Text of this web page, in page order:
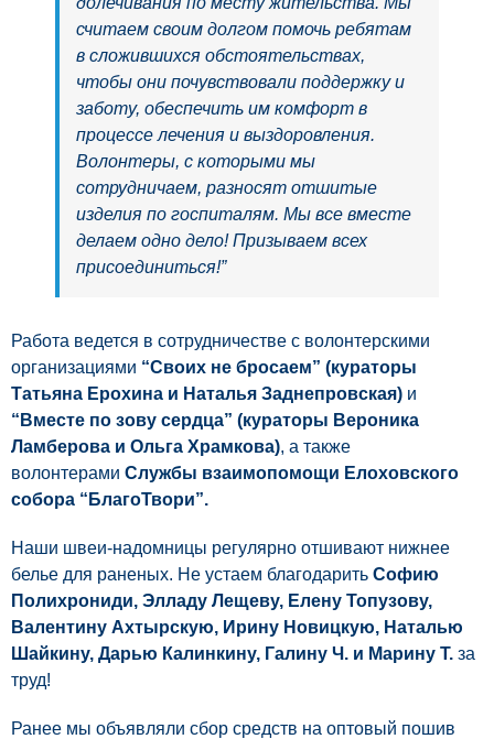
считаем своим долгом помочь ребятам
в сложившихся обстоятельствах,
чтобы они почувствовали поддержку и
заботу, обеспечить им комфорт в
процессе лечения и выздоровления.
Волонтеры, с которыми мы
сотрудничаем, разносят отшитые
изделия по госпиталям. Мы все вместе
делаем одно дело! Призываем всех
присоединиться!”
Работа ведется в сотрудничестве с волонтерскими
организациями “Своих не бросаем” (кураторы
Татьяна Ерохина и Наталья Заднепровская) и
“Вместе по зову сердца” (кураторы Вероника
Ламберова и Ольга Храмкова), а также
волонтерами Службы взаимопомощи Елоховского
собора “БлагоТвори”.
Наши швеи-надомницы регулярно отшивают нижнее
белье для раненых. Не устаем благодарить Софию
Полихрониди, Элладу Лещеву, Елену Топузову,
Валентину Ахтырскую, Ирину Новицкую, Наталью
Шайкину, Дарью Калинкину, Галину Ч. и Марину Т. за
труд!
Ранее мы объявляли сбор средств на оптовый пошив